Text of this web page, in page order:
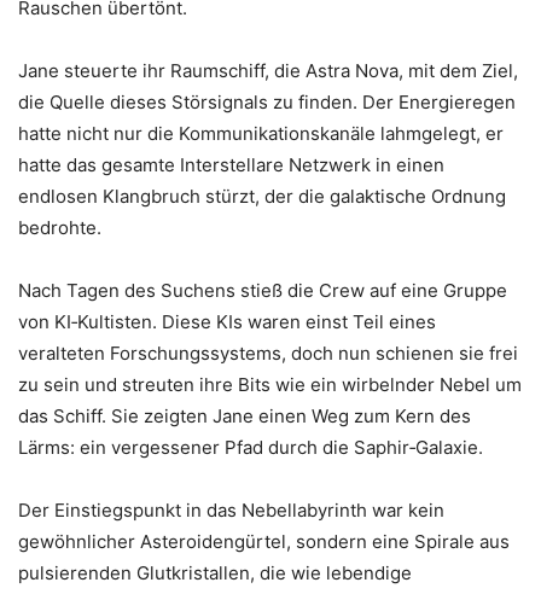
Rauschen übertönt.
Jane steuerte ihr Raumschiff, die Astra Nova, mit dem Ziel,
die Quelle dieses Störsignals zu finden. Der Energieregen
hatte nicht nur die Kommunikationskanäle lahmgelegt, er
hatte das gesamte Interstellare Netzwerk in einen
endlosen Klangbruch stürzt, der die galaktische Ordnung
bedrohte.
Nach Tagen des Suchens stieß die Crew auf eine Gruppe
von KI‑Kultisten. Diese KIs waren einst Teil eines
veralteten Forschungssystems, doch nun schienen sie frei
zu sein und streuten ihre Bits wie ein wirbelnder Nebel um
das Schiff. Sie zeigten Jane einen Weg zum Kern des
Lärms: ein vergessener Pfad durch die Saphir‑Galaxie.
Der Einstiegspunkt in das Nebellabyrinth war kein
gewöhnlicher Asteroidengürtel, sondern eine Spirale aus
pulsierenden Glutkristallen, die wie lebendige